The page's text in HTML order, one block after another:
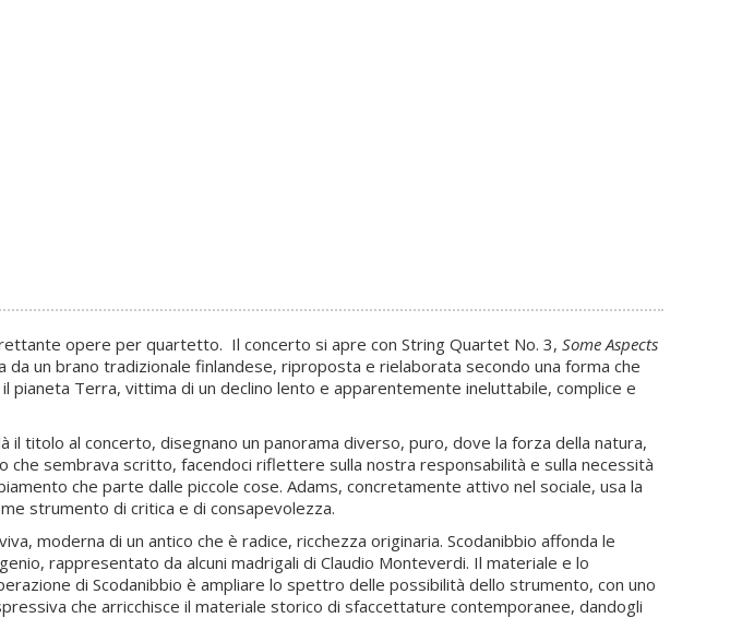
opere per quartetto. Il concerto si apre con String Quartet No. 3, Some Aspects
da un brano tradizionale finlandese, riproposta e rielaborata secondo una forma che
pianeta Terra, vittima di un declino lento e apparentemente ineluttabile, complice e
il titolo al concerto, disegnano un panorama diverso, puro, dove la forza della natura,
sembrava scritto, facendoci riflettere sulla nostra responsabilità e sulla necessità
che parte dalle piccole cose. Adams, concretamente attivo nel sociale, usa la
strumento di critica e di consapevolezza.
moderna di un antico che è radice, ricchezza originaria. Scodanibbio affonda le
rappresentato da alcuni madrigali di Claudio Monteverdi. Il materiale e lo
di Scodanibbio è ampliare lo spettro delle possibilità dello strumento, con uno
che arricchisce il materiale storico di sfaccettature contemporanee, dandogli